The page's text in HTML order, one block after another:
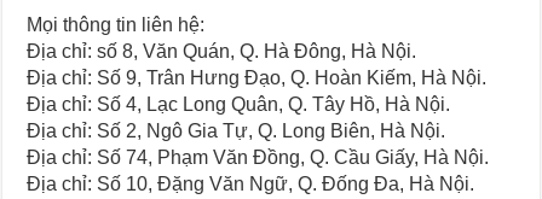
Mọi thông tin liên hệ:
Địa chỉ: số 8, Văn Quán, Q. Hà Đông, Hà Nội.
Địa chỉ: Số 9, Trân Hưng Đạo, Q. Hoàn Kiếm, Hà Nội.
Địa chỉ: Số 4, Lạc Long Quân, Q. Tây Hồ, Hà Nội.
Địa chỉ: Số 2, Ngô Gia Tự, Q. Long Biên, Hà Nội.
Địa chỉ: Số 74, Phạm Văn Đồng, Q. Cầu Giấy, Hà Nội.
Địa chỉ: Số 10, Đặng Văn Ngữ, Q. Đống Đa, Hà Nội.